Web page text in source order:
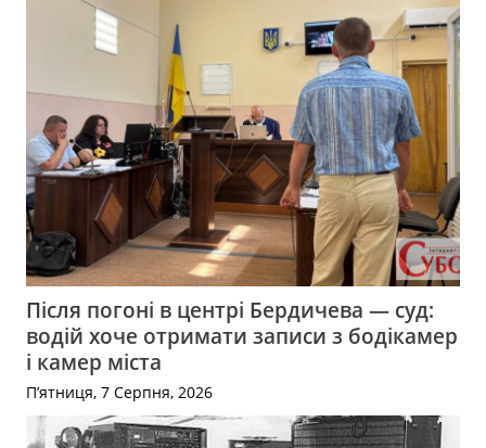
Після погоні в центрі Бердичева — суд:
водій хоче отримати записи з бодікамер
і камер міста
П’ятниця, 7 Серпня, 2026